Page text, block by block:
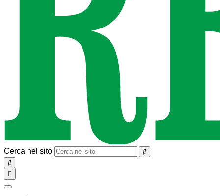
Cerca nel sito
SEARCH
Toggle
navigation
chiudi